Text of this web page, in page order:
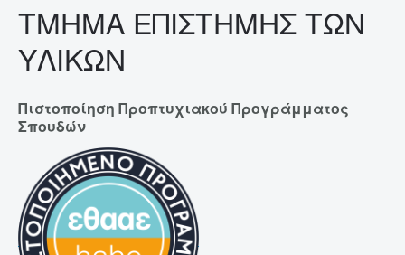
ΤΜΗΜΑ ΕΠΙΣΤΗΜΗΣ ΤΩΝ
ΥΛΙΚΩΝ
Πιστοποίηση Προπτυχιακού Προγράμματος
Σπουδών